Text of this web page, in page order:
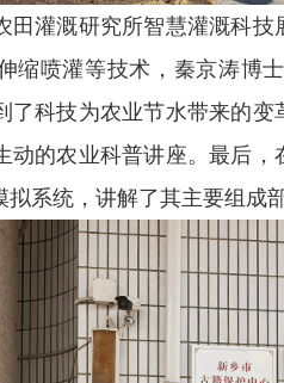
灌溉研究所智慧灌溉科技
缩喷灌等技术，秦京涛博
了科技为农业节水带来的
动的农业科普讲座。最后
拟系统，讲解了其主要组成